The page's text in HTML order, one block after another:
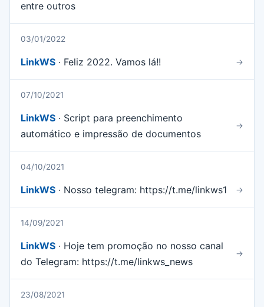
entre outros
03/01/2022
LinkWS · Feliz 2022. Vamos lá!! →
07/10/2021
LinkWS · Script para preenchimento
automático e impressão de documentos
→
04/10/2021
LinkWS · Nosso telegram: https://t.me/linkws1 →
14/09/2021
LinkWS · Hoje tem promoção no nosso canal
do Telegram: https://t.me/linkws_news
→
23/08/2021